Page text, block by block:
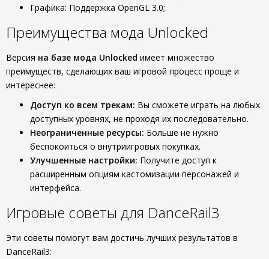
Графика: Поддержка OpenGL 3.0;
Преимущества мода Unlocked
Версия на базе мода Unlocked имеет множество
преимуществ, сделающих ваш игровой процесс проще и
интереснее:
Доступ ко всем трекам: Вы сможете играть на любых
доступных уровнях, не проходя их последовательно.
Неограниченные ресурсы: Больше не нужно
беспокоиться о внутриигровых покупках.
Улучшенные настройки: Получите доступ к
расширенным опциям кастомизации персонажей и
интерфейса.
Игровые советы для DanceRail3
Эти советы помогут вам достичь лучших результатов в
DanceRail3: